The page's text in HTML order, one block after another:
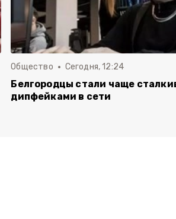
Общество Сегодня, 12:24
Белгородцы стали чаще
дипфейками в сети